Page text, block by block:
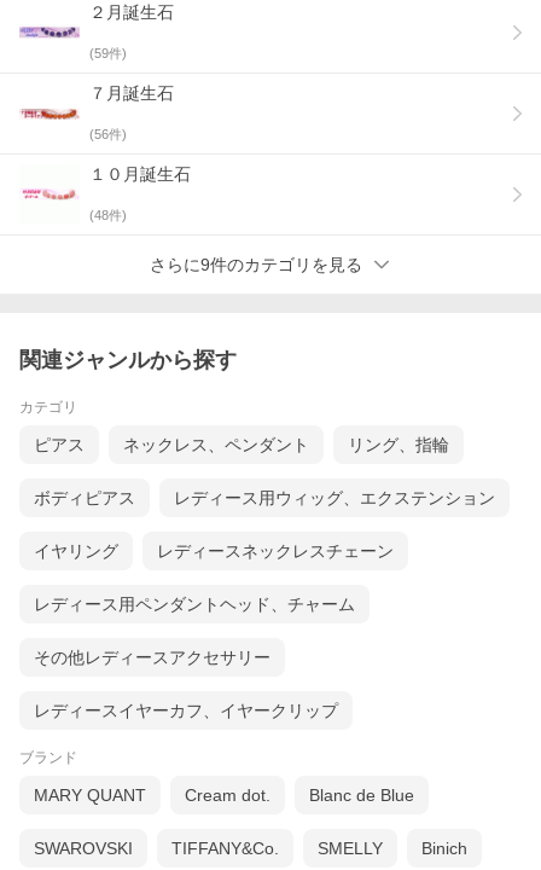
２月誕生石
(59件)
７月誕生石
(56件)
１０月誕生石
(48件)
さらに9件のカテゴリを見る
関連ジャンルから探す
カテゴリ
ピアス ネックレス、ペンダント リング、指輪
ボディピアス レディース用ウィッグ、エクステンション
イヤリング レディースネックレスチェーン
レディース用ペンダントヘッド、チャーム
その他レディースアクセサリー
レディースイヤーカフ、イヤークリップ
ブランド
MARY QUANT Cream dot. Blanc de Blue
SWAROVSKI TIFFANY&Co. SMELLY Binich